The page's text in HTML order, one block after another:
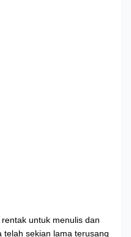
untuk menulis dan
telah sekian lama terusang